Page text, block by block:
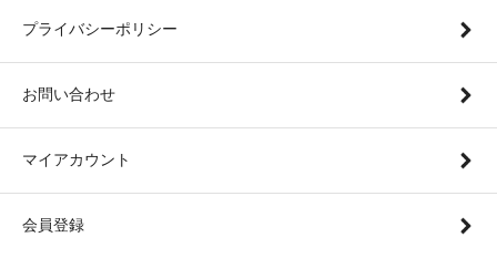
プライバシーポリシー
お問い合わせ
マイアカウント
会員登録